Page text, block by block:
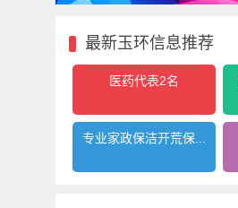
最新玉环信息推荐
医药代表2名
专业家政保洁开荒保...